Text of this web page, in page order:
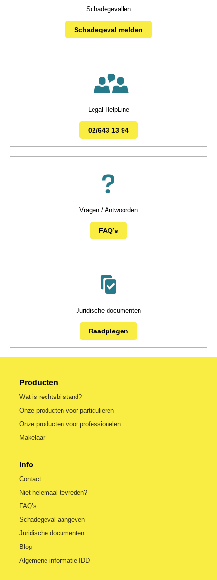
Schadegevallen
Schadegeval melden
Legal HelpLine
02/643 13 94
Vragen / Antwoorden
FAQ’s
Juridische documenten
Raadplegen
Producten
Wat is rechtsbijstand?
Onze producten voor particulieren
Onze producten voor professionelen
Makelaar
Info
Contact
Niet helemaal tevreden?
FAQ’s
Schadegeval aangeven
Juridische documenten
Blog
Algemene informatie IDD